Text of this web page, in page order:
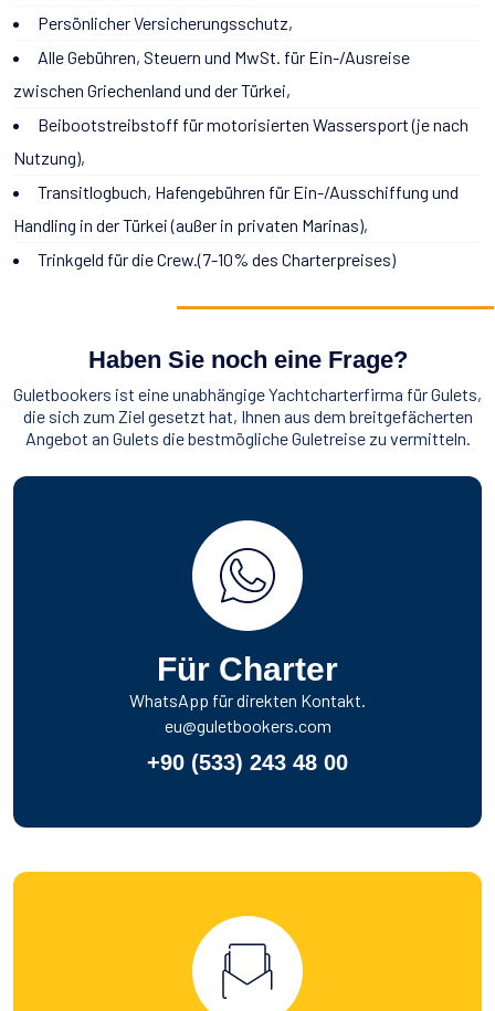
Persönlicher Versicherungsschutz,
Alle Gebühren, Steuern und MwSt. für Ein-/Ausreise
zwischen Griechenland und der Türkei,
Beibootstreibstoff für motorisierten Wassersport (je nach
Nutzung),
Transitlogbuch, Hafengebühren für Ein-/Ausschiffung und
Handling in der Türkei (außer in privaten Marinas),
Trinkgeld für die Crew.(7-10% des Charterpreises)
Haben Sie noch eine Frage?
Guletbookers ist eine unabhängige Yachtcharterfirma für Gulets,
die sich zum Ziel gesetzt hat, Ihnen aus dem breitgefächerten
Angebot an Gulets die bestmögliche Guletreise zu vermitteln.
Für Charter
WhatsApp für direkten Kontakt.
eu@guletbookers.com
+90 (533) 243 48 00